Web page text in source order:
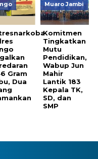
Gram
Dua
Muaro Jambi
Komitmen
Tingkatkan
Mutu
Pendidikan,
Wabup Jun
Mahir
Lantik 183
Kepala TK,
SD, dan
SMP